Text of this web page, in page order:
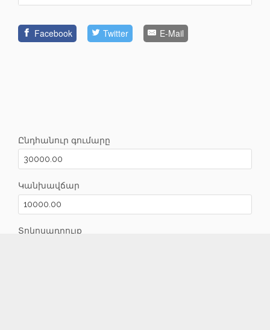
Ընդհանուր գումարը
Կանխավճար